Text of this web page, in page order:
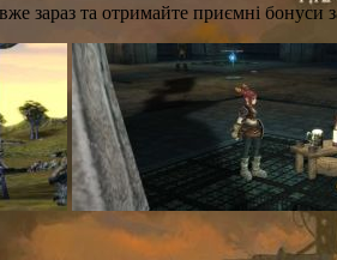
зараз та отримайте приємні бонуси